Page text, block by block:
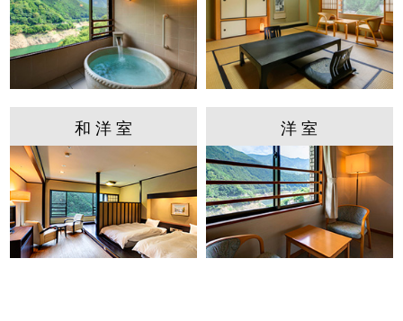
和 洋 室 洋 室